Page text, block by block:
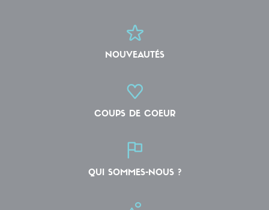
NOUVEAUTÉS
COUPS DE COEUR
QUI SOMMES-NOUS ?